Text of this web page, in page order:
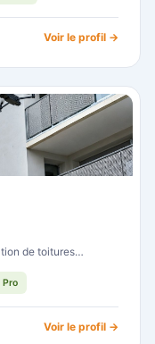
Voir le profil →
/ façades , Inspection de toitures…
Pro
Voir le profil →